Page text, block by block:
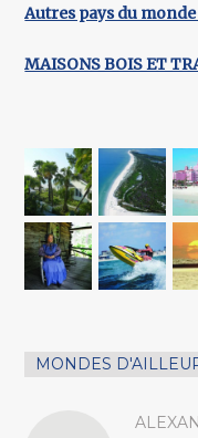
Autres pays du
MAISONS BOIS ET
MONDES